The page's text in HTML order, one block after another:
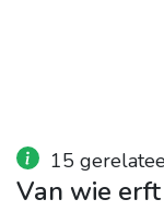
15
Van wie